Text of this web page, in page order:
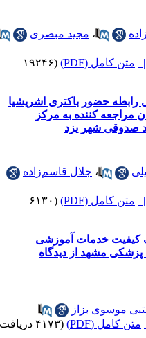
،مجید مبصری
متن کامل (PDF)
(۱۹۲۴۶
حضور باکتری اشریشیا
مراجعه کننده به مرکز
صدوقی شهر یزد
،جلال قاسم‌زاده
متن کامل (PDF)
(۶۱۳۰
خدمات آموزشی
مشهد از دیدگاه
موسوی بزاز
متن کامل (PDF) (۴۱۷۳ دریافت)